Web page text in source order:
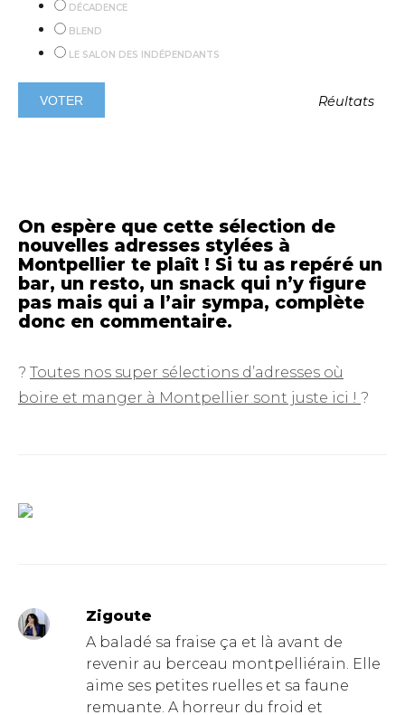
DÉCADENCE
BLEND
LE SALON DES INDÉPENDANTS
Réultats
On espère que cette sélection de
nouvelles adresses stylées à
Montpellier te plaît ! Si tu as repéré un
bar, un resto, un snack qui n’y figure
pas mais qui a l’air sympa, complète
donc en commentaire.
? Toutes nos super sélections d’adresses où
boire et manger à Montpellier sont juste ici ! ?
Zigoute
A baladé sa fraise ça et là avant de
revenir au berceau montpelliérain. Elle
aime ses petites ruelles et sa faune
remuante. A horreur du froid et